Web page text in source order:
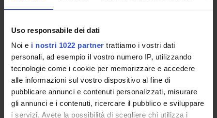
Uso responsabile dei dati
Noi e i nostri 1022 partner trattiamo i vostri dati
personali, ad esempio il vostro numero IP, utilizzando
tecnologie come i cookie per memorizzare e accedere
alle informazioni sul vostro dispositivo al fine di
pubblicare annunci e contenuti personalizzati, misurare
gli annunci e i contenuti, ricercare il pubblico e sviluppare
i servizi. Avete la possibilità di scegliere chi utilizza i
cognition; attention
36790
Handle IRIS:
11562/314792
depositato il:
19 febbraio 2008
ultima modifica:
3 novembre 2022